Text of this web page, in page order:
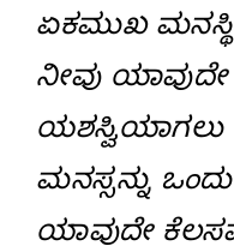
ಏಕಮುಖ
ನೀವು ಯಾವುದೇ
ಮನಸ್ಸನ್ನು
ಯಾವುದೇ